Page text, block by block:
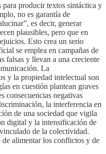
producir textos sintáctica y
no es garantía de
es decir, generar
plausibles, pero que en
Esto crea un serio
se emplea en campañas de
falsas y llevan a una creciente
La
y la propiedad intelectual son
en cuestión plantean graves
consecuencias negativas
la interferencia en
de una sociedad que vigila
digital y la intensificación de
de la colectividad.
de alimentar los conflictos y de